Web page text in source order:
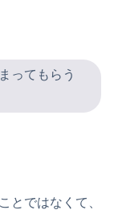
ってもらう
とではなくて、